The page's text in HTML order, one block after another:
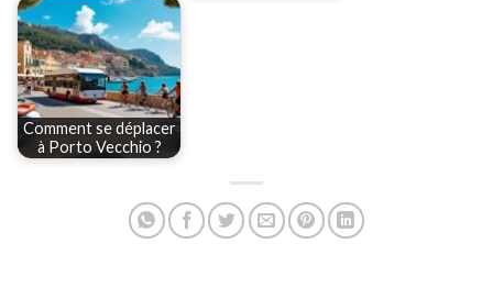
Comment se déplacer
à Porto Vecchio ?